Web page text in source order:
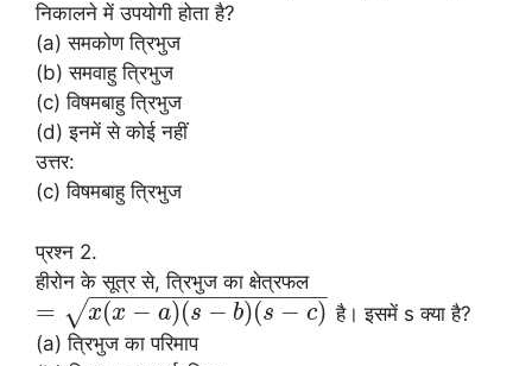
निकालने में उपयोगी होता है?
(a) समकोण त्रिभुज
(b) समवाहु त्रिभुज
(c) विषमबाहु त्रिभुज
(d) इनमें से कोई नहीं
उत्तर:
(c) विषमबाहु त्रिभुज
प्रश्न 2.
हीरोन के सूत्र से, त्रिभुज का क्षेत्रफल
= x(x − a)(s − b)(s − c)
− −
−−−−−−−−−−−−−−−
√
है। इसमें s क्या है?
(a) त्रिभुज का परिमाप